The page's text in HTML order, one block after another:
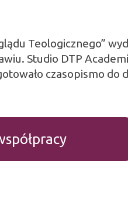
Teologicznego”
Studio DTP
czasopismo do